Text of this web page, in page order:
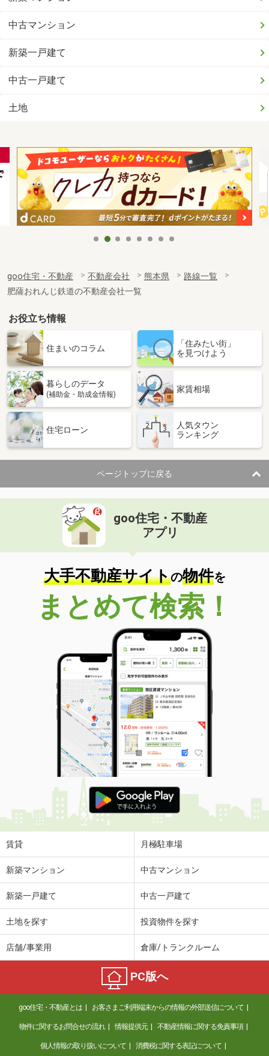
中古マンション
新築一戸建て
中古一戸建て
土地
goo住宅・不動産 不動産会社 熊本県
路線一覧
肥薩おれんじ鉄道の不動産会社一覧
お役立ち情報
住まいのコラム
「住みたい街」
を見つけよう
暮らしのデータ
(補助金・助成金情報)
家賃相場
住宅ローン
人気タウン
ランキング
ページトップに戻る
goo住宅・不動産
アプリ
大手不動産サイトの物件を
まとめて検索！
賃貸 月極駐車場
新築マンション 中古マンション
新築一戸建て 中古一戸建て
土地を探す 投資物件を探す
店舗/事業用 倉庫/トランクルーム
PC版へ
goo住宅・不動産とは お客さまご利用端末からの情報の外部送信について
物件に関するお問合せの流れ 情報提供元 不動産情報に関する免責事項
個人情報の取り扱いについて 消費税に関する表記について